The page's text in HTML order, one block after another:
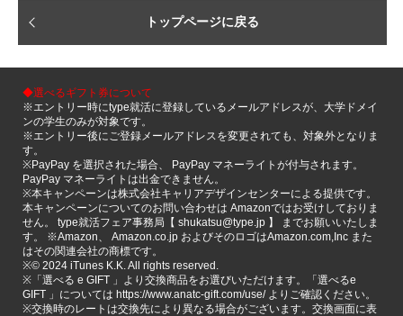
トップページに戻る
◆選べるギフト券について
※エントリー時にtype就活に登録しているメールアドレスが、大学ドメイ
ンの学生のみが対象です。
※エントリー後にご登録メールアドレスを変更されても、対象外となりま
す。
※PayPay を選択された場合、 PayPay マネーライトが付与されます。
PayPay マネーライトは出金できません。
※本キャンペーンは株式会社キャリアデザインセンターによる提供です。
本キャンペーンについてのお問い合わせは Amazonではお受けしておりま
せん。 type就活フェア事務局【 shukatsu@type.jp 】 までお願いいたしま
す。 ※Amazon、 Amazon.co.jp およびそのロゴはAmazon.com,Inc また
はその関連会社の商標です。
※©️ 2024 iTunes K.K. All rights reserved.
※「選べる e GIFT 」より交換商品をお選びいただけます。「選べるe
GIFT 」については https://www.anatc-gift.com/use/ よりご確認ください。
※交換時のレートは交換先により異なる場合がございます。交換画面に表